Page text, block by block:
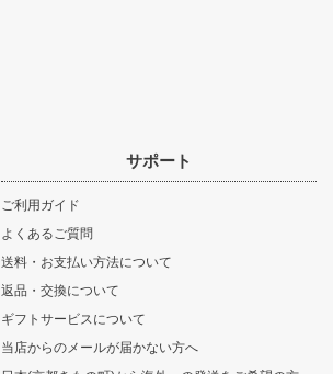
サポート
ご利用ガイド
よくあるご質問
送料・お支払い方法について
返品・交換について
ギフトサービスについて
当店からのメールが届かない方へ